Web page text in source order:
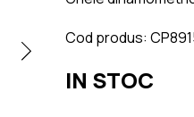
Cod produs:
IN STOC